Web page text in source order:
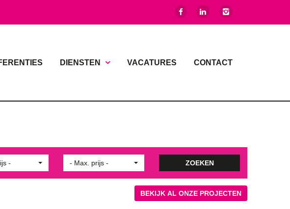
DIENSTEN VACATURES CONTACT
- - Max. prijs - ZOEKEN
BEKIJK AL ONZE PROJECTEN